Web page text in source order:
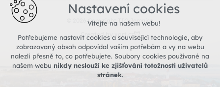
© 2026 Copyright TIC Jemnice
Created by xart.cz
Nastavení cookies
Vítejte na našem webu!
Potřebujeme nastavit cookies a související technologie, aby
zobrazovaný obsah odpovídal vašim potřebám a vy na webu
nalezli přesně to, co potřebujete. Soubory cookies používané na
našem webu nikdy neslouží ke zjišťování totožnosti uživatelů
stránek.